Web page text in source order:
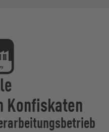
Konfiskaten